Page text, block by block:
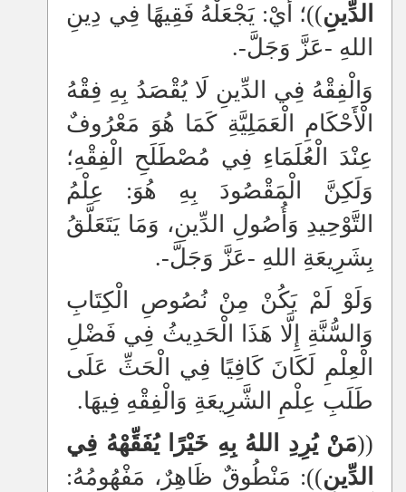
الدِّينِ))؛ أَيْ: يَجْعَلْهُ فَقِيهًا فِي دِينِ
اللهِ -عَزَّ وَجَلَّ-.
وَالْفِقْهُ فِي الدِّينِ لَا يُقْصَدُ بِهِ فِقْهُ
الْأَحْكَامِ الْعَمَلِيَّةِ كَمَا هُوَ مَعْرُوفٌ
عِنْدَ الْعُلَمَاءِ فِي مُصْطَلَحِ الْفِقْهِ؛
وَلَكِنَّ الْمَقْصُودَ بِهِ هُوَ: عِلْمُ
التَّوْحِيدِ وَأُصُولِ الدِّينِ، وَمَا يَتَعَلَّقُ
بِشَرِيعَةِ اللهِ -عَزَّ وَجَلَّ-.
وَلَوْ لَمْ يَكُنْ مِنْ نُصُوصِ الْكِتَابِ
وَالسُّنَّةِ إِلَّا هَذَا الْحَدِيثُ فِي فَضْلِ
الْعِلْمِ لَكَانَ كَافِيًا فِي الْحَثِّ عَلَى
طَلَبِ عِلْمِ الشَّرِيعَةِ وَالْفِقْهِ فِيهَا.
((مَنْ يُرِدِ اللهُ بِهِ خَيْرًا يُفَقِّهْهُ فِي
الدِّينِ)): مَنْطُوقٌ ظَاهِرٌ، مَفْهُومُهُ: